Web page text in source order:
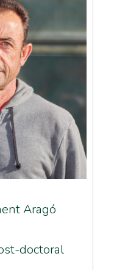
Aragó
doctoral